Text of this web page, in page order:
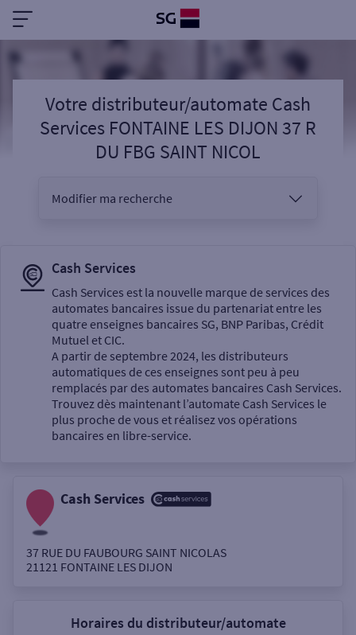
Votre distributeur/automate Cash
Services FONTAINE LES DIJON 37 R
DU FBG SAINT NICOL
Modifier ma recherche
Sélectionnez votre recherche
Un service
Autour de moi
Cash Services
Cash Services est la nouvelle marque de services des
automates bancaires issue du partenariat entre les
quatre enseignes bancaires SG, BNP Paribas, Crédit
Mutuel et CIC.
A partir de septembre 2024, les distributeurs
automatiques de ces enseignes sont peu à peu
remplacés par des automates bancaires Cash Services.
Trouvez dès maintenant l’automate Cash Services le
plus proche de vous et réalisez vos opérations
bancaires en libre-service.
Cash Services
37 RUE DU FAUBOURG SAINT NICOLAS
21121 FONTAINE LES DIJON
Horaires du distributeur/automate